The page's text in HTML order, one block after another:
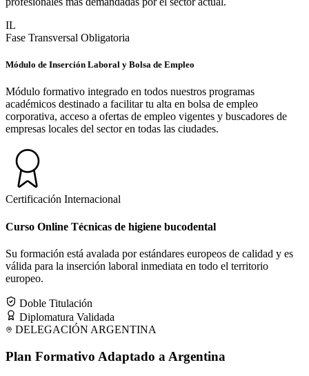
IL
Fase Transversal Obligatoria
Módulo de Inserción Laboral y Bolsa de Empleo
Módulo formativo integrado en todos nuestros programas
académicos destinado a facilitar tu alta en bolsa de empleo
corporativa, acceso a ofertas de empleo vigentes y buscadores de
empresas locales del sector en todas las ciudades.
Certificación Internacional
Curso Online Técnicas de higiene bucodental
Su formación está avalada por estándares europeos de calidad y es
válida para la inserción laboral inmediata en todo el territorio
europeo.
Doble Titulación
Diplomatura Validada
DELEGACIÓN ARGENTINA
Plan Formativo Adaptado a Argentina